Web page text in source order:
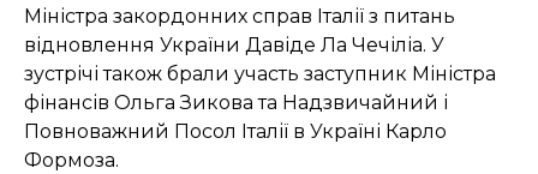
Міністра закордонних справ Італії з питань
відновлення України Давіде Ла Чечіліа. У
зустрічі також брали участь заступник Міністра
фінансів Ольга Зикова та Надзвичайний і
Повноважний Посол Італії в Україні Карло
Формоза.